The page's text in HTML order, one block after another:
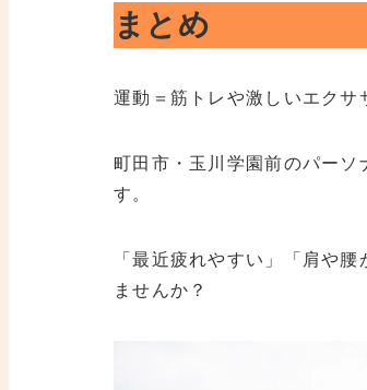
まとめ
運動＝筋トレや激しいエクサ
町田市・玉川学園前のパー
す。
「最近疲れやすい」「肩や
ませんか？